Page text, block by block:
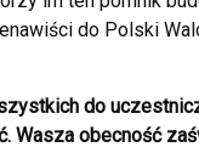
do Polski
do
Wasza obecność